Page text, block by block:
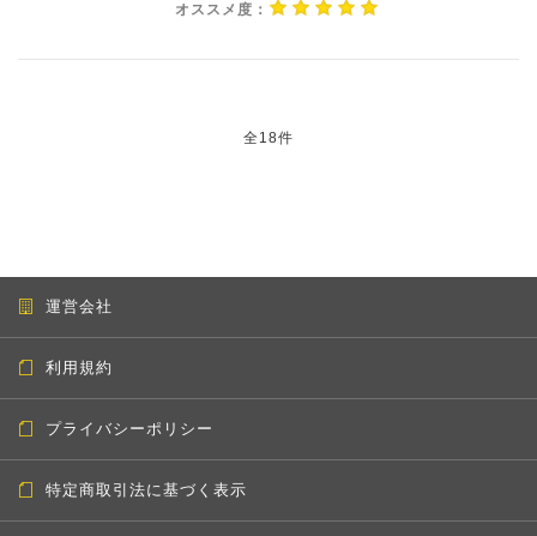
オススメ度：
全18件
運営会社
利用規約
プライバシーポリシー
特定商取引法に基づく表示